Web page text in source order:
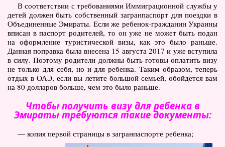
В соответствии с требованиями Иммиграционной службы у
детей должен быть собственный загранпаспорт для поездки в
Объединенные Эмираты. Если же ребенок-гражданин Украины
вписан в паспорт родителей, то он уже не может быть подан
на оформление туристической визы, как это было раньше.
Данная поправка была внесена 15 августа 2017 и уже вступила
в силу. Поэтому родители должны быть готовы оплатить визу
не только для себя, но и для ребенка. Таким образом, теперь
отдых в ОАЭ, если вы летите большой семьей, обойдется вам
на 80 долларов больше, чем это было раньше.
Чтобы получить визу для ребенка в
Эмираты требуются такие документы:
— копия первой страницы в загранпаспорте ребенка;